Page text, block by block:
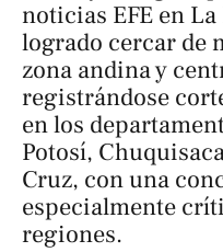
noticias EFE en
logrado cercar de
zona andina y
registrándose
en los
Potosí,
Cruz, con una
especialmente
regiones.